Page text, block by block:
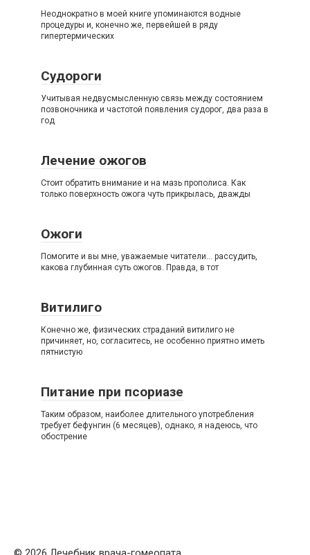
Неоднократно в моей книге упоминаются водные
процедуры и, конечно же, первейшей в ряду
гипертермических
Судороги
Учитывая недвусмысленную связь между состоянием
позвоночника и частотой появления судорог, два раза в
год
Лечение ожогов
Стоит обратить внимание и на мазь прополиса. Как
только поверхность ожога чуть прикрылась, дважды
Ожоги
Помогите и вы мне, уважаемые читатели… рассудить,
какова глубинная суть ожогов. Правда, в тот
Витилиго
Конечно же, физических страданий витилиго не
причиняет, но, согласитесь, не особенно приятно иметь
пятнистую
Питание при псориазе
Таким образом, наиболее длительного употребления
требует бефунгин (6 месяцев), однако, я надеюсь, что
обострение